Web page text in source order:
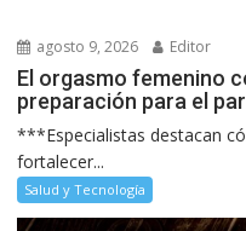
agosto 9, 2026 Editor
El orgasmo femenino
preparación para el
***Especialistas destacan
fortalecer...
Salud y Tecnología